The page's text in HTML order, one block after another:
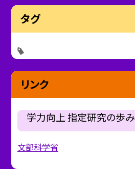
タグ
リンク
学力向上 指定研究の歩み
文部科学省